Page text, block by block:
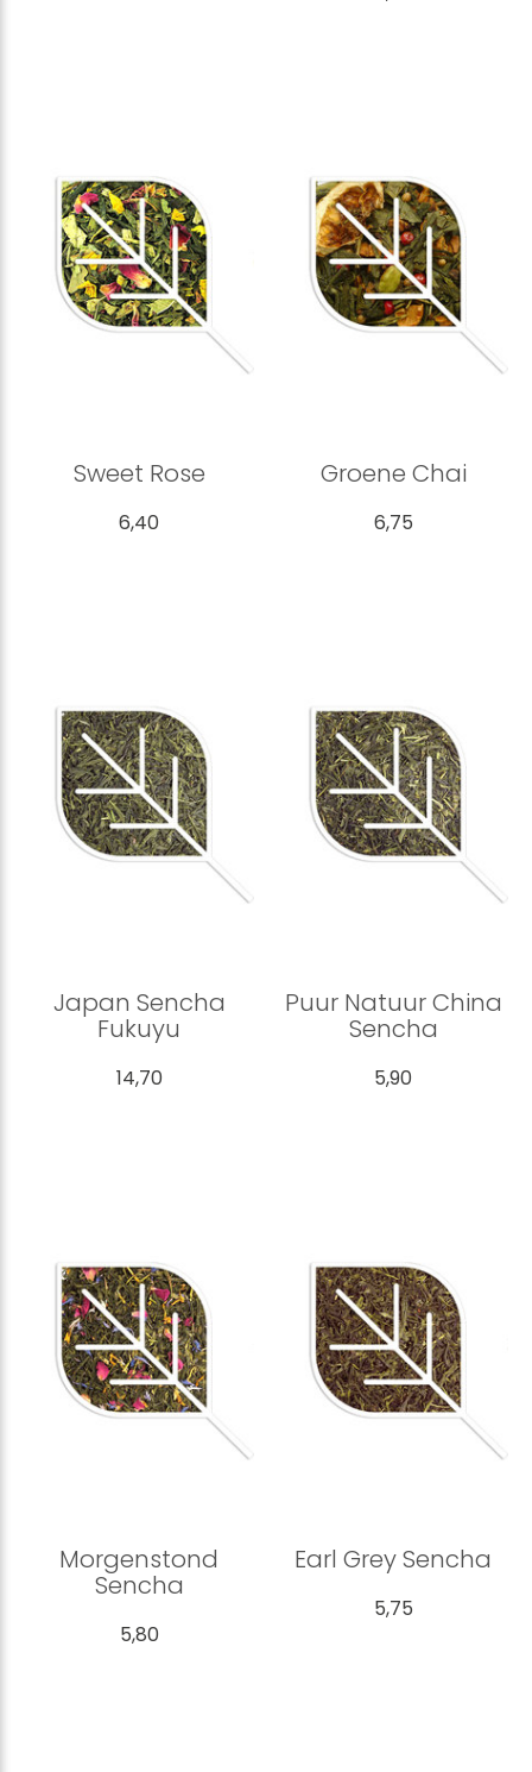
Sweet Rose
6,40
Groene Chai
6,75
Japan Sencha
Fukuyu
14,70
Puur Natuur China
Sencha
5,90
Morgenstond
Sencha
5,80
Earl Grey Sencha
5,75